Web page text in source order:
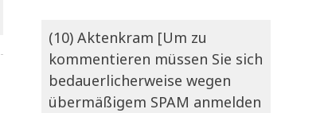
(10) Aktenkram [Um zu
kommentieren müssen Sie sich
bedauerlicherweise wegen
übermäßigem SPAM anmelden